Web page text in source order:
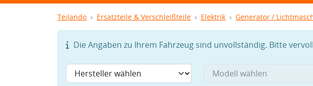
Teilando Ersatzteile & Verschleißteile Elektrik Generator /
Die Angaben zu Ihrem Fahrzeug sind unvollständig. Bitte